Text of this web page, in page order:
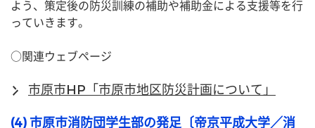
よう、策定後の防災訓練の補助や補助金による支援等を行
っていきます。
○関連ウェブページ
市原市HP「市原市地区防災計画について」
(4) 市原市消防団学生部の発足〔帝京平成大学／消